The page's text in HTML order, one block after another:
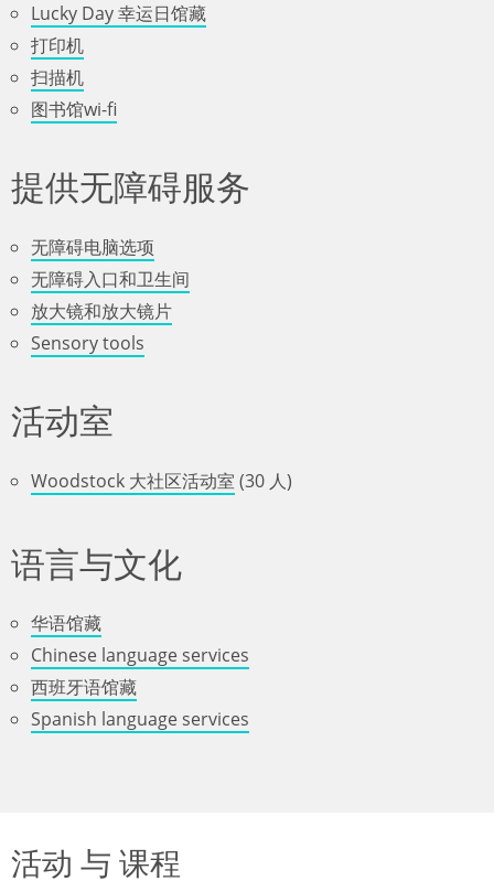
Lucky Day 幸运日馆藏
打印机
扫描机
图书馆wi-fi
提供无障碍服务
无障碍电脑选项
无障碍入口和卫生间
放大镜和放大镜片
Sensory tools
活动室
Woodstock 大社区活动室 (30 人)
语言与文化
华语馆藏
Chinese language services
西班牙语馆藏
Spanish language services
活动 与 课程